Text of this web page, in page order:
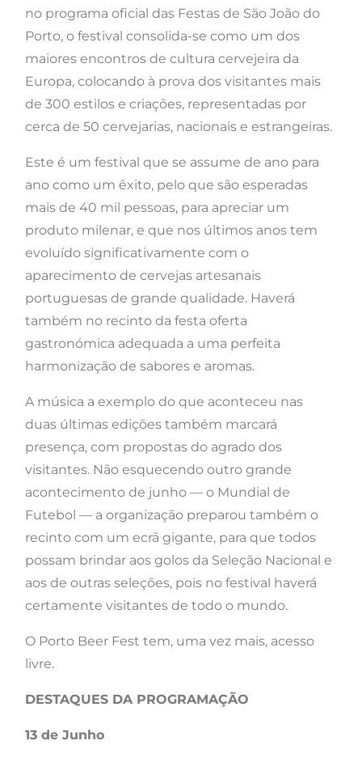
no programa oficial das Festas de São João do
Porto, o festival consolida-se como um dos
maiores encontros de cultura cervejeira da
Europa, colocando à prova dos visitantes mais
de 300 estilos e criações, representadas por
cerca de 50 cervejarias, nacionais e estrangeiras.
Este é um festival que se assume de ano para
ano como um êxito, pelo que são esperadas
mais de 40 mil pessoas, para apreciar um
produto milenar, e que nos últimos anos tem
evoluído significativamente com o
aparecimento de cervejas artesanais
portuguesas de grande qualidade. Haverá
também no recinto da festa oferta
gastronómica adequada a uma perfeita
harmonização de sabores e aromas.
A música a exemplo do que aconteceu nas
duas últimas edições também marcará
presença, com propostas do agrado dos
visitantes. Não esquecendo outro grande
acontecimento de junho — o Mundial de
Futebol — a organização preparou também o
recinto com um ecrã gigante, para que todos
possam brindar aos golos da Seleção Nacional e
aos de outras seleções, pois no festival haverá
certamente visitantes de todo o mundo.
O Porto Beer Fest tem, uma vez mais, acesso
livre.
DESTAQUES DA PROGRAMAÇÃO
13 de Junho